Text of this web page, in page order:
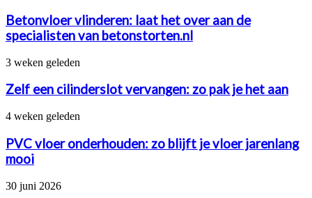
renovatie
laat
het
over
de
van
Betonvloer vlinderen: laat het over aan de
specialisten van betonstorten.nl
Zelf
cilinderslot
vervangen:
zo
je
het
aan
3 weken geleden
Zelf een cilinderslot vervangen: zo pak je het aan
PVC
onderhouden:
zo
blijft
vloer
4 weken geleden
PVC vloer onderhouden: zo blijft je vloer jarenlang
mooi
Het
30 juni 2026